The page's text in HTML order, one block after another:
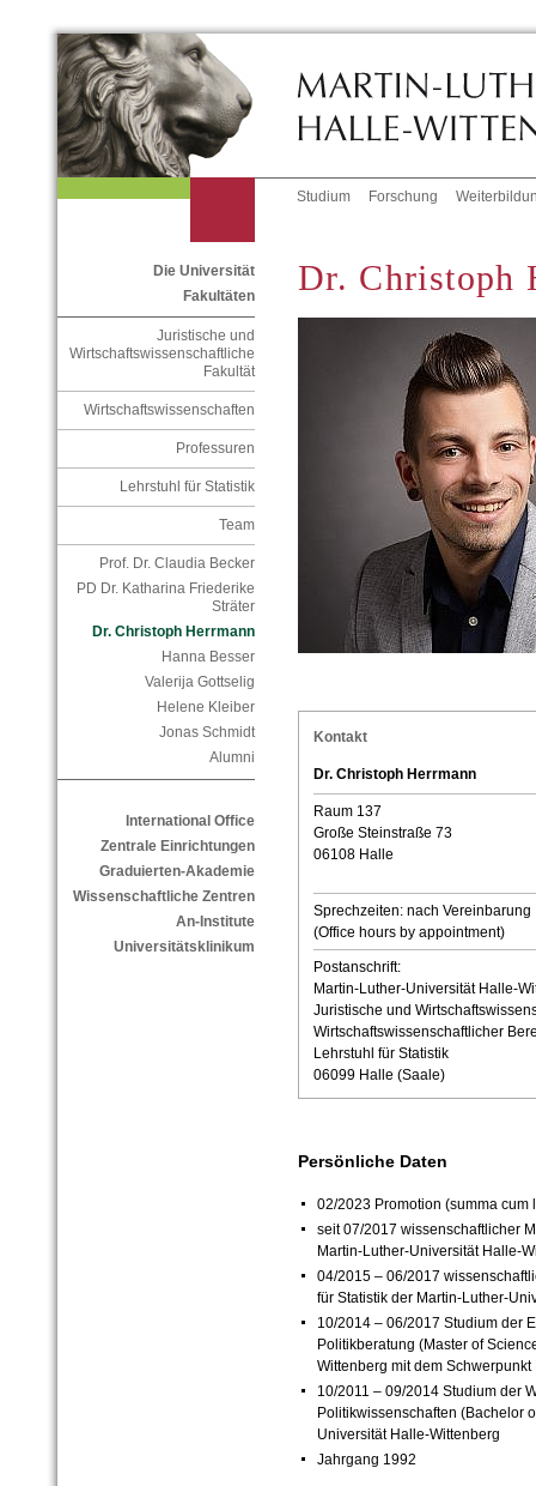
Studium Forschung
Die Universität
Fakultäten
Juristische und
Wirtschaftswissenschaftliche
Fakultät
Wirtschaftswissenschaften
Professuren
Lehrstuhl für Statistik
Team
Prof. Dr. Claudia Becker
PD Dr. Katharina Friederike
Sträter
Dr. Christoph Herrmann
Hanna Besser
Valerija Gottselig
Helene Kleiber
Jonas Schmidt
Alumni
International Office
Zentrale Einrichtungen
Graduierten-Akademie
Wissenschaftliche Zentren
An-Institute
Universitätsklinikum
Dr. Christoph
Kontakt
Dr. Christoph Herrmann
Raum 137
Große Steinstraße 73
06108 Halle
Sprechzeiten: nach Vereinbarung
(Office hours by appointment)
Postanschrift:
Martin-Luther-Universität Halle-
Juristische und
Wirtschaftswissenschaftlicher
Lehrstuhl für Statistik
06099 Halle (Saale)
Persönliche Daten
02/2023 Promotion (summa cum
seit 07/2017 wissenschaftlicher
Martin-Luther-Universität Halle-
04/2015 –06/2017
für Statistik der Martin-Luther-
10/2014 –06/2017 Studium der
Politikberatung (Master of
Wittenberg mit dem
10/2011 –09/2014 Studium der
Politikwissenschaften (Bachelor
Universität Halle-Wittenberg
Jahrgang 1992